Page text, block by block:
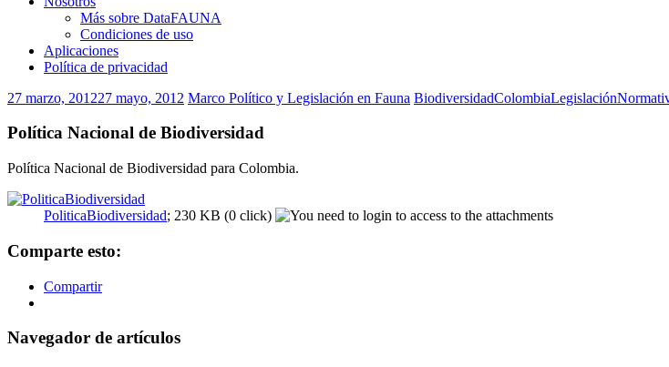
Más sobre DataFAUNA
Condiciones de uso
Aplicaciones
Política de privacidad
27 marzo, 201227 mayo, 2012 Marco Político y Legislación en Fauna BiodiversidadColombiaLegislación
Política Nacional de Biodiversidad
Política Nacional de Biodiversidad para Colombia.
PoliticaBiodiversidad; 230 KB (0 click)
Comparte esto:
Compartir
Navegador de artículos